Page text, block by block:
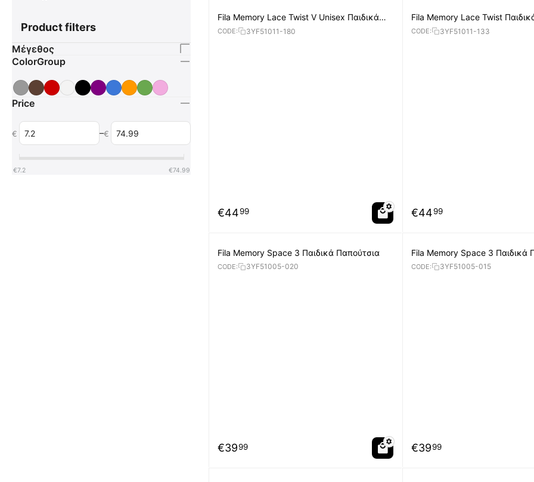
Fila Memory Lace Twist V Unisex Παιδικά
Παπούτσια
CODE: 3YF51011-180
€4499
Fila Memory Lace Twist
CODE: 3YF51011-133
€4499
Fila Memory Space 3 Παιδικά Παπούτσια
CODE: 3YF51005-020
€3999
Fila Memory Space 3 Παιδικά
CODE: 3YF51005-015
€3999
Product filters
Μέγεθος
ColorGroup
Price
€ –€
€7.2 €74.99